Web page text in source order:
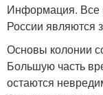
Информация. Все
России являются
Основы колонии
Большую часть
остаются